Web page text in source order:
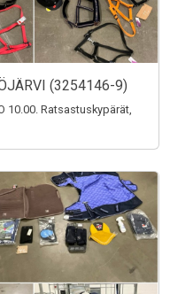
(3254146-9)
10.00. Ratsastuskypärät,